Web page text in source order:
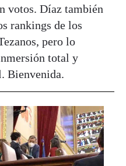
votos. Díaz también
rankings de los
pero lo
total y
Bienvenida.